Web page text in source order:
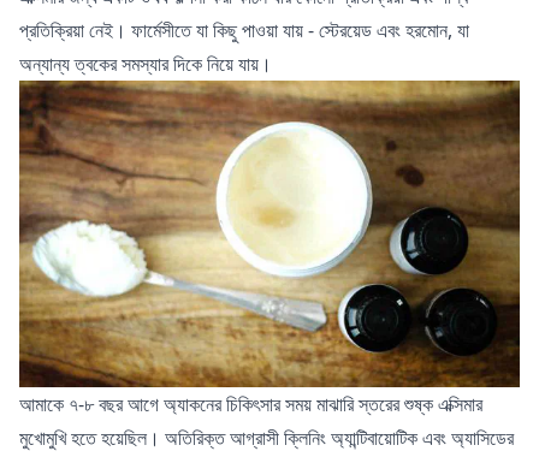
প্রতিক্রিয়া নেই। ফার্মেসীতে যা কিছু পাওয়া যায় - স্টেরয়েড এবং হরমোন, যা
অন্যান্য ত্বকের সমস্যার দিকে নিয়ে যায়।
আমাকে ৭-৮ বছর আগে অ্যাকনের চিকিৎসার সময় মাঝারি স্তরের শুষ্ক এক্সিমার
মুখোমুখি হতে হয়েছিল। অতিরিক্ত আগ্রাসী ক্লিনিং অ্যান্টিবায়োটিক এবং অ্যাসিডের